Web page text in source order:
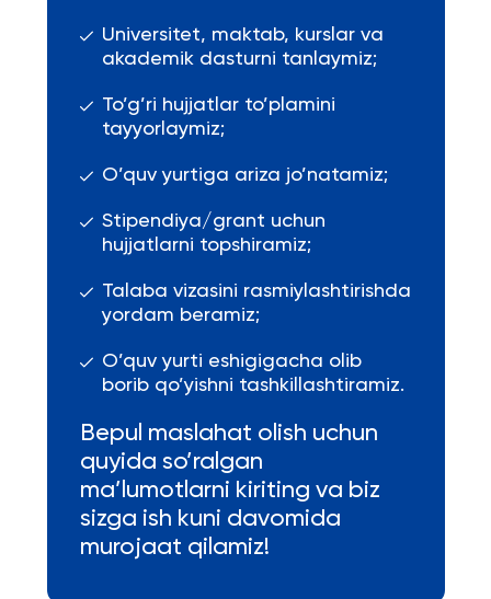
Universitet, maktab, kurslar va
akademik dasturni tanlaymiz;
To’g’ri hujjatlar to’plamini
tayyorlaymiz;
O’quv yurtiga ariza jo’natamiz;
Stipendiya/grant uchun
hujjatlarni topshiramiz;
Talaba vizasini rasmiylashtirishda
yordam beramiz;
O’quv yurti eshigigacha olib
borib qo’yishni tashkillashtiramiz.
Bepul maslahat olish uchun
quyida so’ralgan
ma’lumotlarni kiriting va biz
sizga ish kuni davomida
murojaat qilamiz!